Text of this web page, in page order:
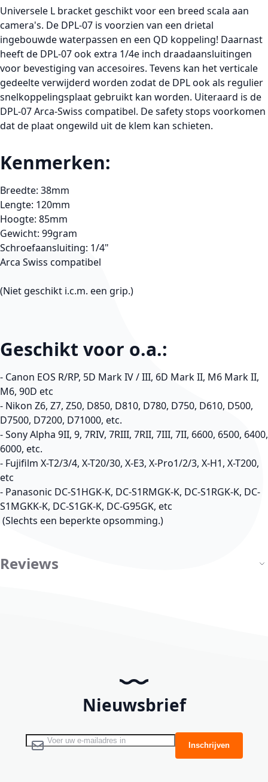
Universele L bracket geschikt voor een breed scala aan
camera's. De DPL-07 is voorzien van een drietal
ingebouwde waterpassen en een QD koppeling! Daarnast
heeft de DPL-07 ook extra 1/4e inch draadaansluitingen
voor bevestiging van accesoires. Tevens kan het verticale
gedeelte verwijderd worden zodat de DPL ook als regulier
snelkoppelingsplaat gebruikt kan worden. Uiteraard is de
DPL-07 Arca-Swiss compatibel. De safety stops voorkomen
dat de plaat ongewild uit de klem kan schieten.
Kenmerken:
Breedte: 38mm
Lengte: 120mm
Hoogte: 85mm
Gewicht: 99gram
Schroefaansluiting: 1/4"
Arca Swiss compatibel
(Niet geschikt i.c.m. een grip.)
Geschikt voor o.a.:
- Canon EOS R/RP, 5D Mark IV / III, 6D Mark II, M6 Mark II,
M6, 90D etc
- Nikon Z6, Z7, Z50, D850, D810, D780, D750, D610, D500,
D7500, D7200, D71000, etc.
- Sony Alpha 9II, 9, 7RIV, 7RIII, 7RII, 7III, 7II, 6600, 6500, 6400,
6000, etc.
- Fujifilm X-T2/3/4, X-T20/30, X-E3, X-Pro1/2/3, X-H1, X-T200,
etc
- Panasonic DC-S1HGK-K, DC-S1RMGK-K, DC-S1RGK-K, DC-
S1MGKK-K, DC-S1GK-K, DC-G95GK, etc
(Slechts een beperkte opsomming.)
Reviews
Nieuwsbrief
Abonneer u op onze nieuwsbrief Inschrijven